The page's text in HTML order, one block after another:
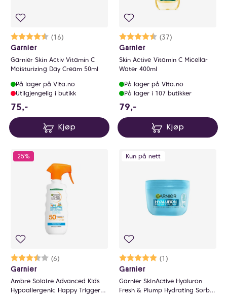
Karakter:
(16)
4.7 av 5 mulige
Garnier
Garnier Skin Activ Vitamin C
Moisturizing Day Cream 50ml
På lager på Vita.no
Utilgjengelig i butikk
75,-
Kjøp
Karakter:
(37)
4.7 av 5 mulige
Garnier
Skin Active Vitamin C Micellar
Water 400ml
På lager på Vita.no
På lager i 107 butikker
79,-
Kjøp
25%
Karakter:
(6)
3.7 av 5 mulige
Garnier
Ambre Solaire Advanced Kids
Hypoallergenic Happy Trigger
Kun på nett
Karakter:
(1)
5.0 av 5 mulige
Garnier
Garnier SkinActive Hyaluron
Fresh & Plump Hydrating Sorbet